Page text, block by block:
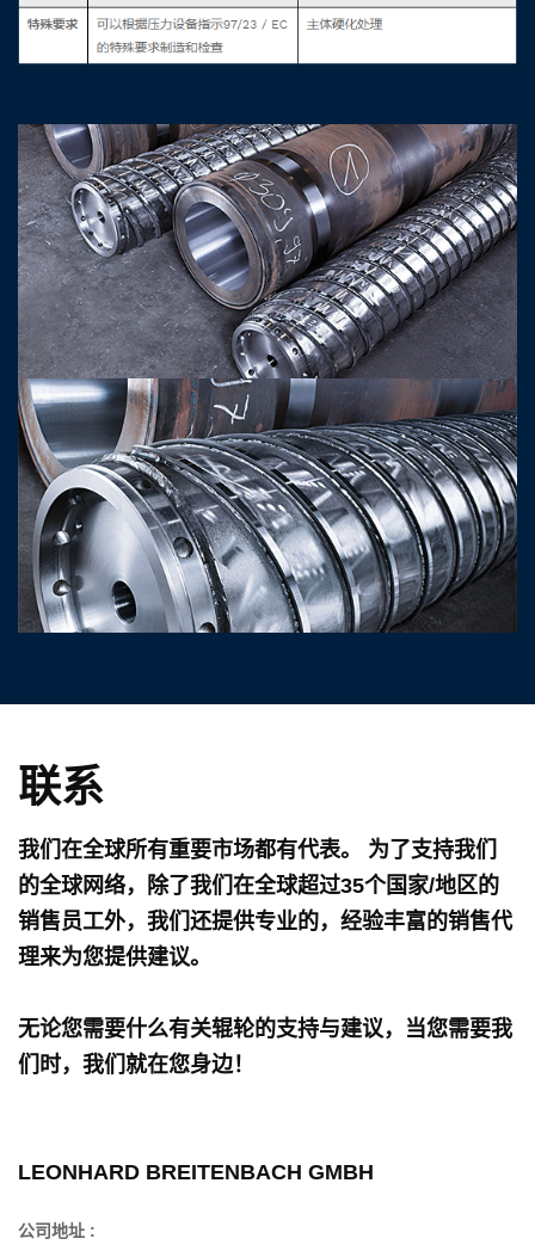
联系
我们在全球所有重要市场都有代表。 为了支持我们
的全球网络，除了我们在全球超过35个国家/地区的
销售员工外，我们还提供专业的，经验丰富的销售代
理来为您提供建议。
无论您需要什么有关辊轮的支持与建议，当您需要我
们时，我们就在您身边！
LEONHARD BREITENBACH GMBH
公司地址 :